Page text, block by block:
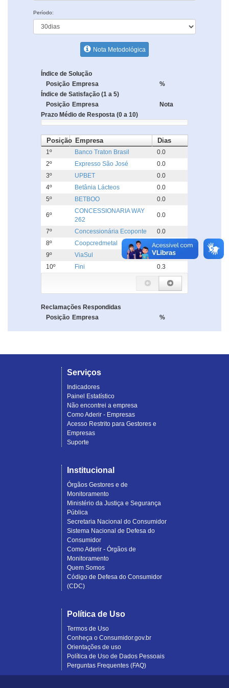
Período:
Nota Metodológica
Índice de Solução
Posição Empresa
%
Índice de Satisfação (1 a 5)
Posição Empresa
Nota
Prazo Médio de Resposta (0 a 10)
Posição Empresa Dias
1º Banco Traton Brasil
0.0
2º
Expresso São José
0.0
3º
UPBET
0.0
4º
Betânia Lácteos
0.0
5º
BETBOO 0.0
6º
CONCESSIONARIA WAY
262
0.0
7º Concessionária Ecoponte
0.0
8º
Coopcredmetal
0.0
9º
ViaSul
0.0
10º
Fini 0.3
Reclamações Respondidas
Posição Empresa %
Serviços
Indicadores
Painel Estatístico
Não encontrei a empresa
Como Aderir - Empresas
Acesso Restrito para Gestores e
Empresas
Suporte
Institucional
Órgãos Gestores e de
Monitoramento
Ministério da Justiça e Segurança
Pública
Secretaria Nacional do Consumidor
Sistema Nacional de Defesa do
Consumidor
Como Aderir - Órgãos de
Monitoramento
Quem Somos
Código de Defesa do Consumidor
(CDC)
Política de Uso
Termos de Uso
Conheça o Consumidor.gov.br
Orientações de uso
Política de Uso de Dados Pessoais
Perguntas Frequentes (FAQ)